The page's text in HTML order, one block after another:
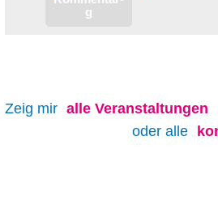
Zeig mir alle Veranstaltungen
oder alle